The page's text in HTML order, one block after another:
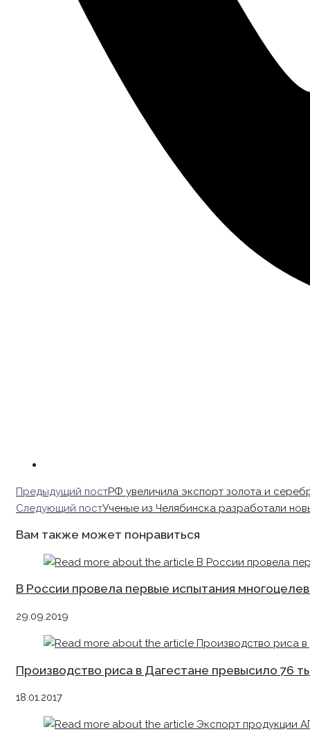
Read
more
Предыдущий постРФ увеличила экспорт золота и
Следующий постУченые из Челябинска разработали
Вам также может понравиться
В России провела первые испытания
29.09.2019
Производство риса в Дагестане превысило 76
18.01.2017